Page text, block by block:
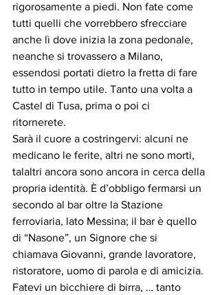
rigorosamente a piedi. Non fate come
tutti quelli che vorrebbero sfrecciare
anche lì dove inizia la zona pedonale,
neanche si trovassero a Milano,
essendosi portati dietro la fretta di fare
tutto in tempo utile. Tanto una volta a
Castel di Tusa, prima o poi ci
ritornerete.
Sarà il cuore a costringervi: alcuni ne
medicano le ferite, altri ne sono morti,
talaltri ancora sono ancora in cerca della
propria identità. È d’obbligo fermarsi un
secondo al bar oltre la Stazione
ferroviaria, lato Messina; il bar è quello
di “Nasone”, un Signore che si
chiamava Giovanni, grande lavoratore,
ristoratore, uomo di parola e di amicizia.
Fatevi un bicchiere di birra, … tanto